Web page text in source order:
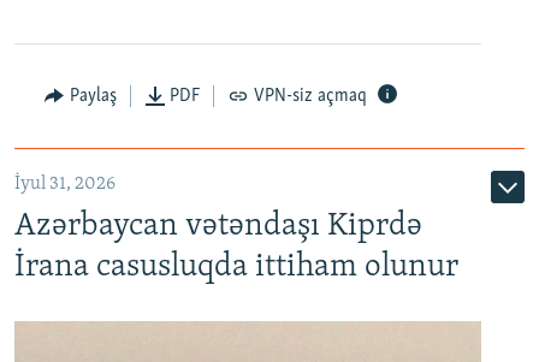
Paylaş PDF VPN-siz açmaq
İyul 31, 2026
Azərbaycan vətəndaşı Kiprdə
İrana casusluqda ittiham olunur